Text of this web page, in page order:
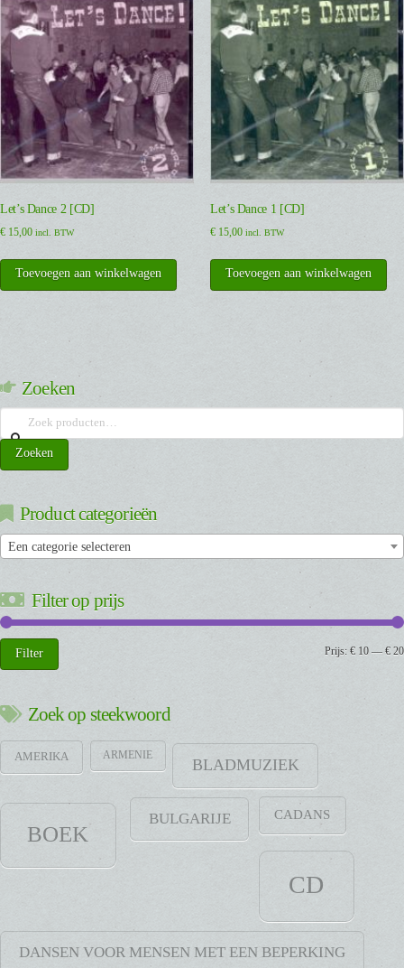
Let’s Dance 2 [CD]
€ 15,00 incl. BTW
Toevoegen aan winkelwagen
Let’s Dance 1 [CD]
€15,00 incl. BTW
Toevoegen aan winkelwagen
Zoeken
Zoeken
naar:
Zoeken
Product categorieën
Een categorie selecteren
Filter op prijs
Min.
prijs
Max.
prijs
Filter Prijs: € 10 — € 20
Zoek op steekwoord
AMERIKA ARMENIE
BLADMUZIEK
BOEK
BULGARIJE CADANS
CD
DANSEN VOOR MENSEN MET EEN BEPERKING